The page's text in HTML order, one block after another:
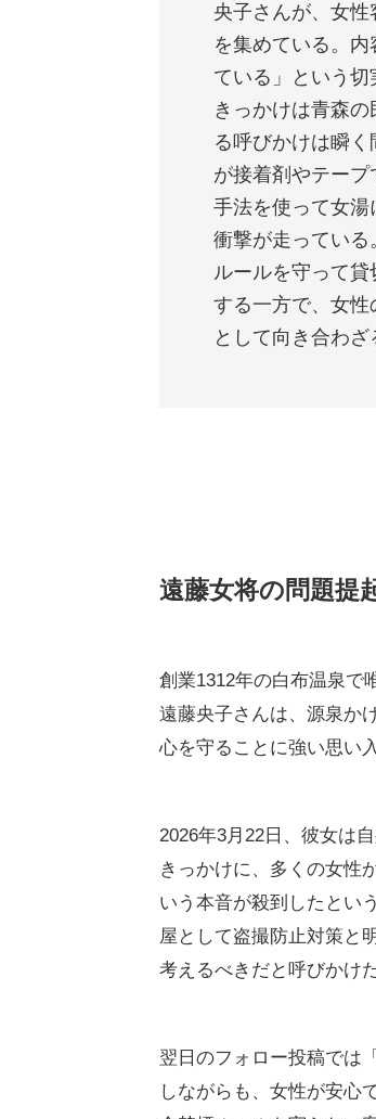
央子さんが、女性
を集めている。
ている」という切
きっかけは青森
る呼びかけは瞬
が接着剤やテープ
手法を使って女
衝撃が走っている
ルールを守って
する一方で、女
として向き合わざ
遠藤女将の問題提
創業1312年の白布温泉
心を守ることに強い思い